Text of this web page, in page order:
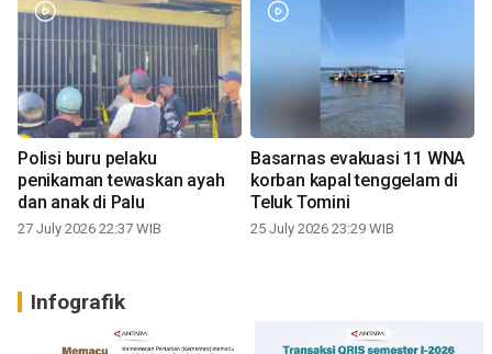
Polisi buru pelaku
penikaman tewaskan ayah
dan anak di Palu
27 July 2026 22:37 WIB
Basarnas evakuasi 11 WNA
korban kapal tenggelam di
Teluk Tomini
25 July 2026 23:29 WIB
Infografik